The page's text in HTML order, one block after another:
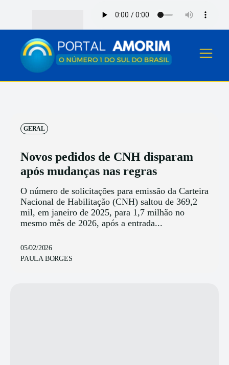
GERAL
Novos pedidos de CNH disparam
após mudanças nas regras
O número de solicitações para emissão da Carteira
Nacional de Habilitação (CNH) saltou de 369,2
mil, em janeiro de 2025, para 1,7 milhão no
mesmo mês de 2026, após a entrada...
05/02/2026
PAULA BORGES